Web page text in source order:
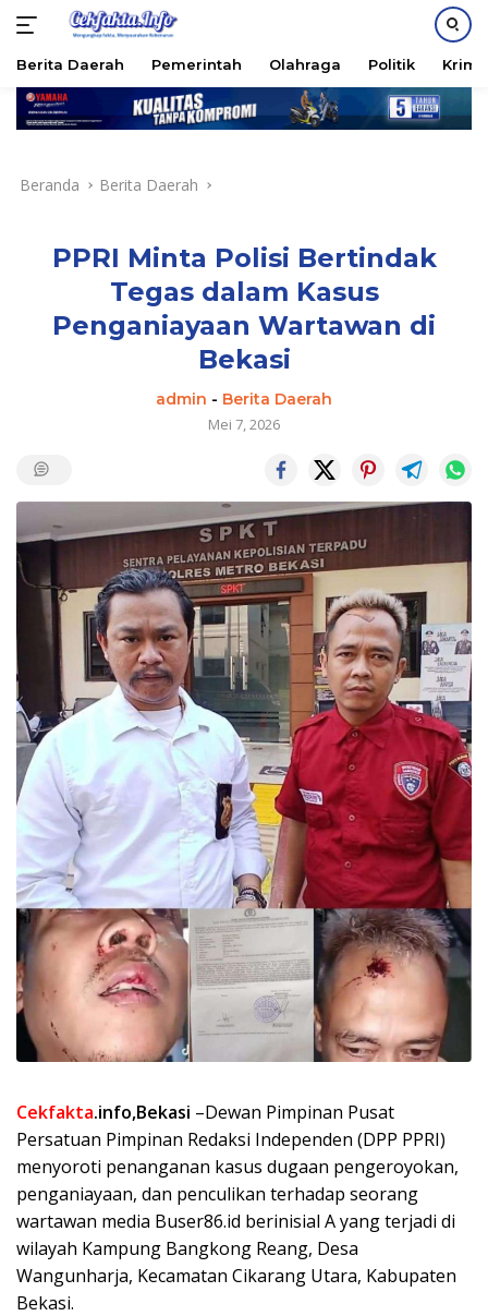
Langsung
Berita Daerah Pemerintah Olahraga Politik
Beranda Berita Daerah
PPRI Minta Polisi Bertindak
Tegas dalam Kasus
Penganiayaan Wartawan di
Bekasi
admin - Berita Daerah
Mei 7, 2026
Cekfakta.info,Bekasi –Dewan Pimpinan Pusat
Persatuan Pimpinan Redaksi Independen (DPP PPRI)
menyoroti penanganan kasus dugaan pengeroyokan,
penganiayaan, dan penculikan terhadap seorang
wartawan media Buser86.id berinisial A yang terjadi di
wilayah Kampung Bangkong Reang, Desa
Wangunharja, Kecamatan Cikarang Utara, Kabupaten
Bekasi.